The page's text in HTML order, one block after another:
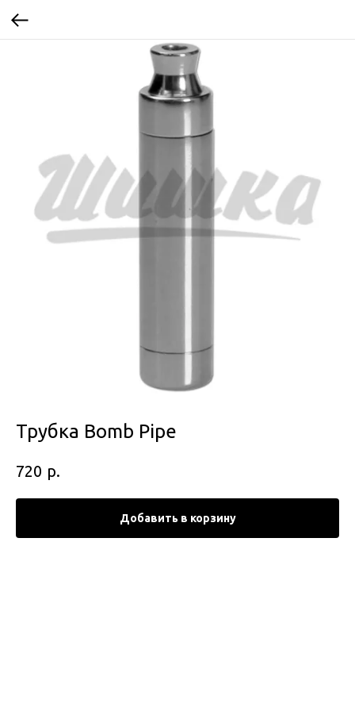
Трубка Bomb Pipe
720 р.
Добавить в корзину